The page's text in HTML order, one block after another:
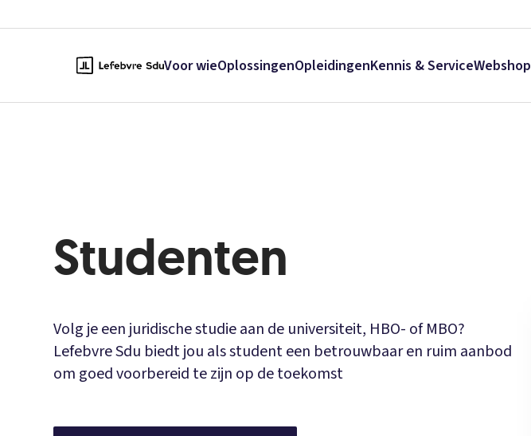
Voor wieOplossingenOpleidingenKennis & ServiceWebshop
Studenten
Volg je een juridische studie aan de universiteit, HBO- of MBO?
Lefebvre Sdu biedt jou als student een betrouwbaar en ruim aanbod
om goed voorbereid te zijn op de toekomst